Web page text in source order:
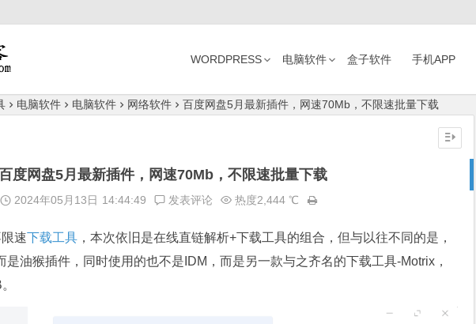
WORDPRESS 电脑软件 盒子软件 手机APP
电脑软件 电脑软件 网络软件 百度网盘5月最新插件，网速70Mb，不限速批量下载
度网盘5月最新插件，网速70Mb，不限速批量下载
2024年05月13日 14:44:49 发表评论 热度2,444 ℃
速下载工具 ，本次依旧是在线直链解析+下载工具的组合，但与以往不同的是，
是油猴插件，同时使用的也不是IDM，而是另一款与之齐名的下载工具-Motrix，